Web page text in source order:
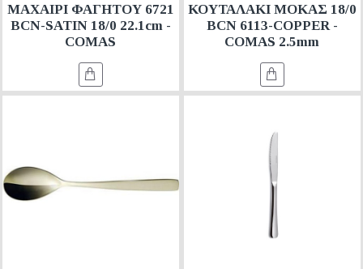
ΜΑΧΑΙΡΙ ΦΑΓΗΤΟΥ 6721
BCN-SATIN 18/0 22.1cm -
COMAS
ΚΟΥΤΑΛΑΚΙ ΜΟΚΑΣ 18/0
BCN 6113-COPPER -
COMAS 2.5mm